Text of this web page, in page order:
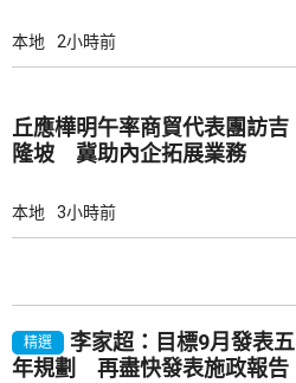
本地 2小時前
丘應樺明午率商貿代表團訪吉
隆坡 冀助內企拓展業務
本地 3小時前
精選
李家超：目標9月發表五
年規劃 再盡快發表施政報告